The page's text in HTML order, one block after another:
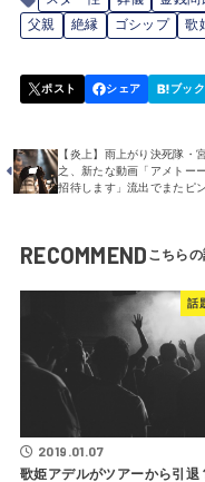
父親
絶縁 ゴシップ 歌
【炎上】雨上がり決死隊・
之、新たな動画「アメトー
招待します」流出でまたピ
RECOMMEND
話
2019.01.07
歌姫アデルがツアーから引退